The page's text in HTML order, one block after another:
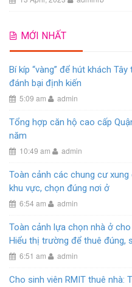
MỚI NHẤT
Bí kíp “vàng” để hút khách
đánh bại định kiến
5:09 am admin
Tổng hợp căn hộ cao cấp
năm
10:49 am admin
Toàn cảnh các chung cư
khu vực, chọn đúng nơi ở
6:54 am admin
Toàn cảnh lựa chọn nhà ở
Hiểu thị trường để thuê đúng,
6:51 am admin
Cho sinh viên RMIT thuê nhà: